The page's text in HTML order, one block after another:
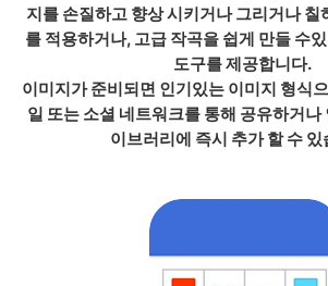
지를 손질하고 향상 시키거나 그리거나 칠
를 적용하거나, 고급 작곡을 쉽게 만들 수
도구를 제공합니다.
이미지가 준비되면 인기있는 이미지 형식
일 또는 소셜 네트워크를 통해 공유하거나
이브러리에 즉시 추가 할 수